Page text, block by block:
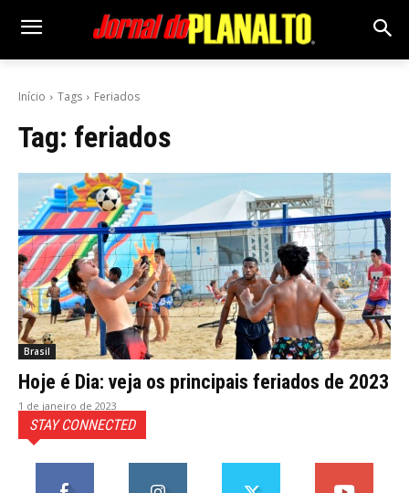
Início Tags Feriados
Tag: feriados
Brasil
Hoje é Dia: veja os principais feriados de 2023
1 de janeiro de 2023
STAY CONNECTED